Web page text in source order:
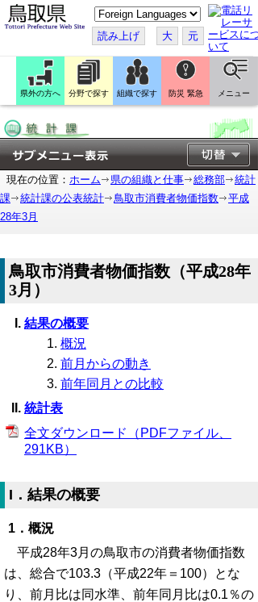
こ
の
ペ
ー
ジ
翻
訳
す
読み上げ 大 元
県外の方へ 分野で探す 組織で探す 防災 緊急 メニュー
現在の位置： ホーム 県の組織と仕事 総務部
統計
課
統計課の公表統計 鳥取市消費者物価指数
平成
28年3月
鳥取市消費者物価指数（平成28年
3月）
結果の概要
概況
前月からの動き
前年同月との比較
統計表
全文ダウンロード（PDFファイル、
291KB）
I．結果の概要
1．概況
平成28年3月の鳥取市の消費者物価指数
は、総合で103.3（平成22年＝100）とな
り、前月比は同水準、前年同月比は0.1％の